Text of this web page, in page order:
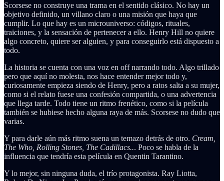
Scorsese no construye una trama en el sentido clásico. No hay un
objetivo definido, un villano claro o una misión que haya que
cumplir. Lo que hay es un microuniverso: códigos, rituales,
traiciones, y la sensación de pertenecer a ello. Henry Hill no quiere
algo concreto, quiere ser alguien, y para conseguirlo está dispuesto a
todo.
La historia se cuenta con una voz en off narrando todo. Algo trillado
pero que aquí no molesta, nos hace entender mejor todo y,
curiosamente empieza siendo de Henry, pero a ratos salta a su mujer,
como si el relato fuese una confesión compartida, o una advertencia
que llega tarde. Todo tiene un ritmo frenético, como si la película
también se hubiese hecho alguna raya de más. Scorsese no dudo que
varias.
Y para darle aún más ritmo suena un temazo detrás de otro. Cream,
The Who, Rolling Stones, The Cadillacs... Poco se habla de la
influencia que tendría esta película en Quentin Tarantino.
Y lo mejor, sin ninguna duda, el trío protagonista. Ray Liotta,